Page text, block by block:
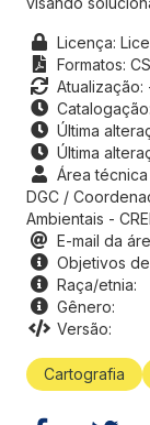
atualizadas no
utilização
Constam deste banco informações sobre a classificaçãodos
solos, segundo
suas
Contém,ainda,
e morfológica e os
de pontosde
Licença:
Formatos:
Atualização:
Última
Última
Área
DGC /
Ambientais -
E-mail da
Objetivos
Raça/etnia:
Gênero:
Versão:
Cartografia